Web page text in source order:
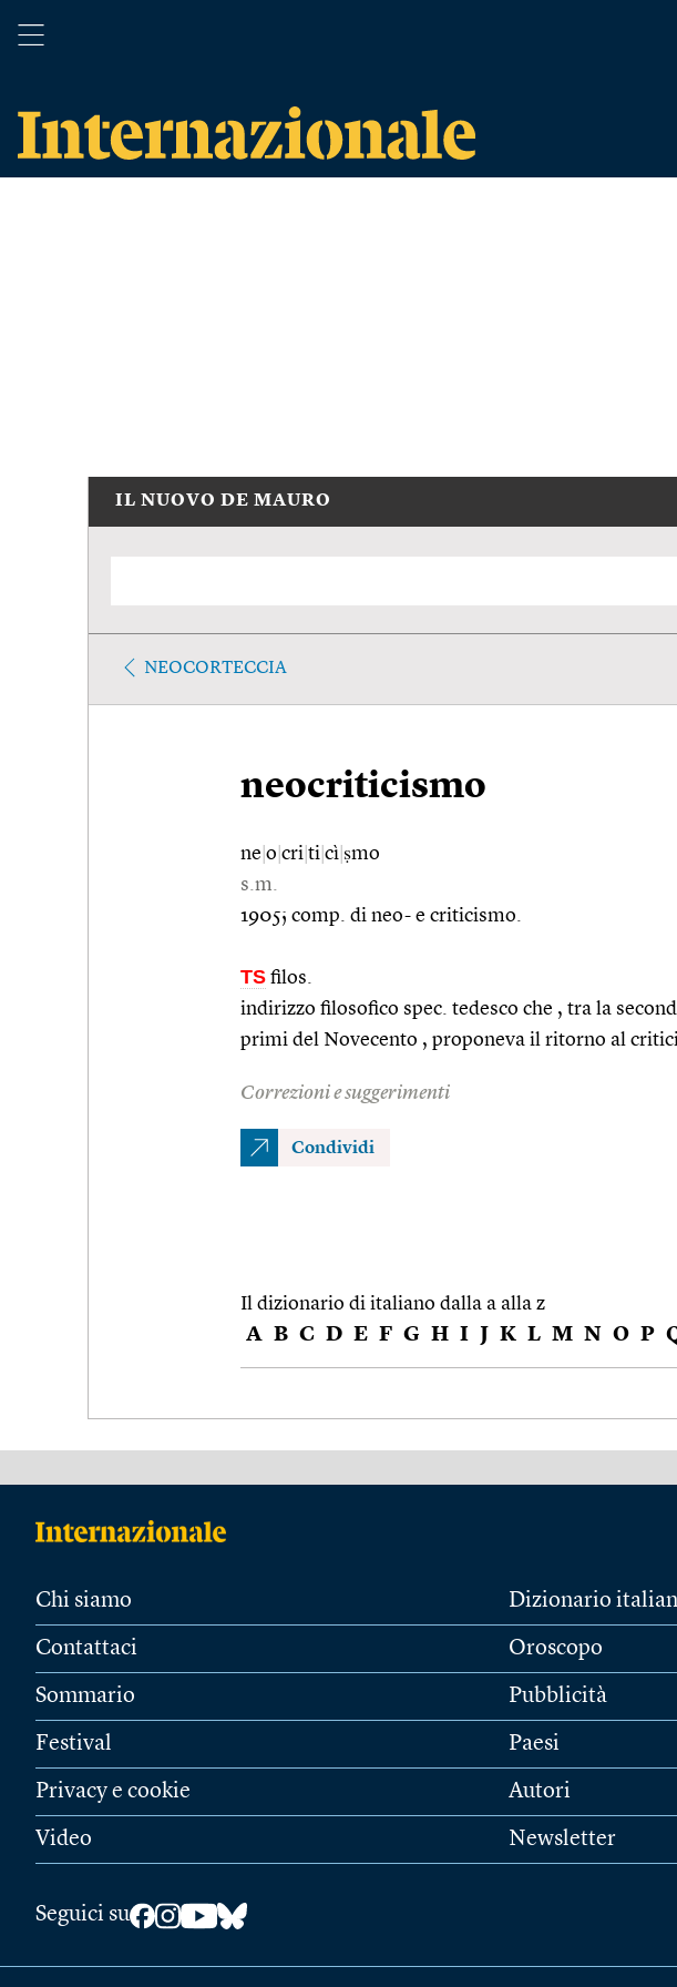
IL NUOVO DE MAURO
NEOCORTECCIA
neocriticismo
ne o cri ti cì ṣmo
s.m.
1905; comp. di neo- e criticismo.
TS filos.
indirizzo filosofico spec. tedesco che , tra la
primi del Novecento , proponeva il ritorno al
Correzioni e suggerimenti
Condividi
Il dizionario di italiano dalla a alla z
A B C D E F G H I J K L M N O P
Chi siamo
Contattaci
Sommario
Festival
Privacy e cookie
Video
Dizionario
Oroscopo
Pubblicità
Paesi
Autori
Newsletter
Seguici su